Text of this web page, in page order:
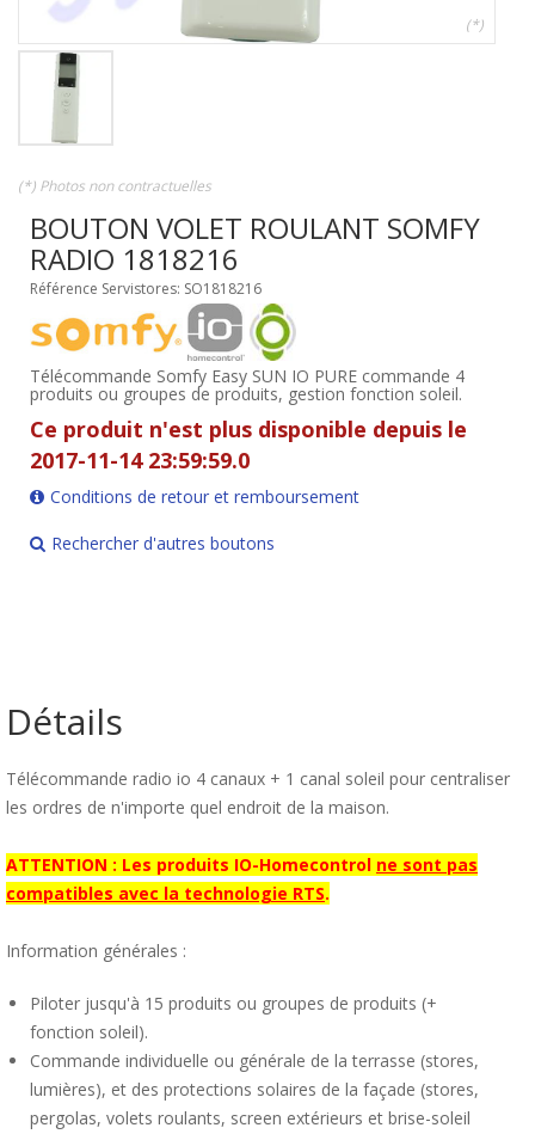
(*)
(*) Photos non contractuelles
BOUTON VOLET ROULANT SOMFY
RADIO 1818216
Référence Servistores: SO1818216
Télécommande Somfy Easy SUN IO PURE commande 4
produits ou groupes de produits, gestion fonction soleil.
Ce produit n'est plus disponible depuis le
2017-11-14 23:59:59.0
Conditions de retour et remboursement
Rechercher d'autres boutons
Détails
Télécommande radio io 4 canaux + 1 canal soleil pour centraliser
les ordres de n'importe quel endroit de la maison.
ATTENTION : Les produits IO-Homecontrol ne sont pas
compatibles avec la technologie RTS.
Information générales :
Piloter jusqu'à 15 produits ou groupes de produits (+
fonction soleil).
Commande individuelle ou générale de la terrasse (stores,
lumières), et des protections solaires de la façade (stores,
pergolas, volets roulants, screen extérieurs et brise-soleil